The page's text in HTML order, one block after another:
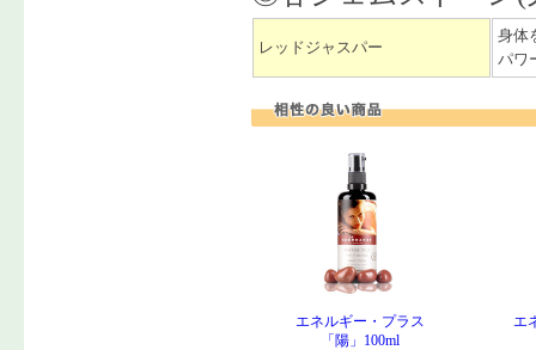
レッドジャスパー
身体
パワ
エネルギー・プラス
「陽」100ml
エ